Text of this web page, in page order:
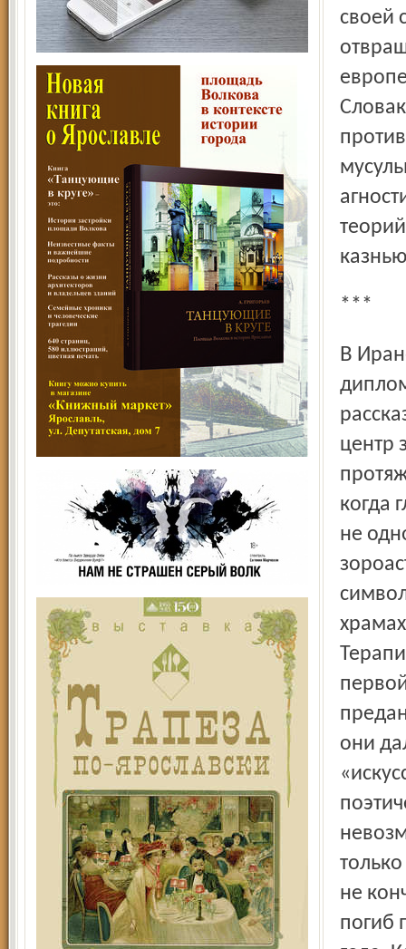
своей
***
В Иране бытует оригинальная легенда о русском
центр
когда
не
они
не
погиб